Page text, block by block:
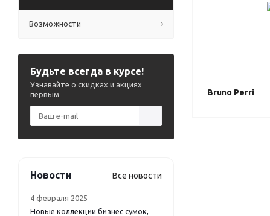
Bruno Perri
Возможности
Будьте всегда в курсе!
Узнавайте о скидках и акциях
первым
Новости Все новости
4 февраля 2025
Новые коллекции бизнес сумок,